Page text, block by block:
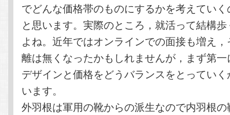
でどんな価格帯のものにするかを考えてい
と思います。実際のところ，就活って結構
よね。近年ではオンラインでの面接も増え
離は無くなったかもしれませんが，まず第
デザインと価格をどうバランスをとってい
います。
外羽根は軍用の靴からの派生なので内羽根